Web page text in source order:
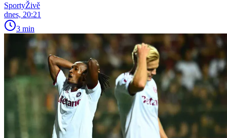
SportyŽivě
dnes, 20:21
3 min